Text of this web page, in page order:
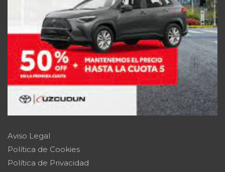
Aviso Legal
Política de Cookies
Política de Privacidad